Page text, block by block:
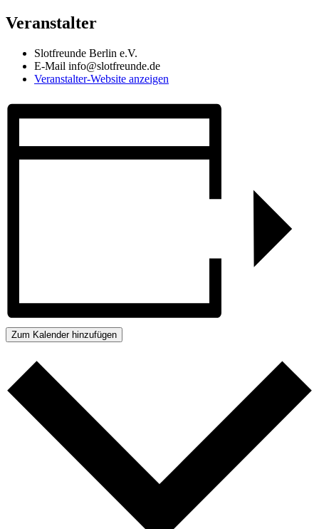
Veranstalter
Slotfreunde Berlin e.V.
E-Mail info@slotfreunde.de
Veranstalter-Website anzeigen
Zum Kalender hinzufügen